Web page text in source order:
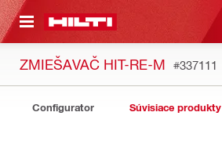
HLAVNÝ OBSAH
ZMIEŠAVAČ HIT-RE-M #337111
Configurator Súvisiace produkty